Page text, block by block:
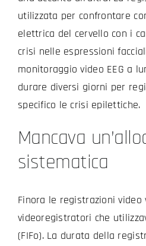
utilizzata per confrontare
elettrica del cervello con i
crisi nelle espressioni
monitoraggio video EEG a
durare diversi giorni per
specifico le crisi epilettiche.
Mancava
sistematica
Finora le registrazioni
videoregistratori che
(FIFo). La durata della